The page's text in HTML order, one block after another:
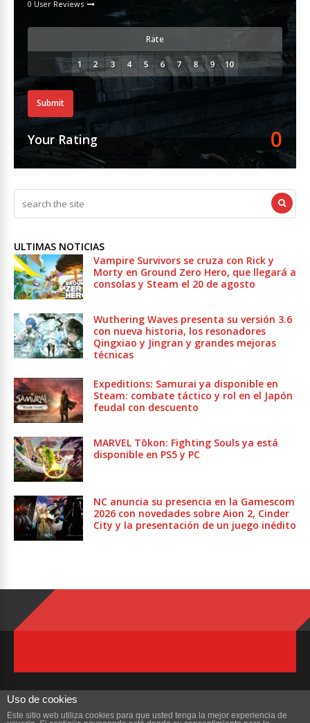
0 User Reviews
Rate
Submit
Your Rating 0
ULTIMAS NOTICIAS
Vampire Survivors se cruza con Rick y
Morty en Ground Zero Hero, que llegará a
consolas y Steam el 20 de agosto
Wuthering Waves presenta su versión 3.6
con nueva historia, los resonadores
Qingxiao y Jingran y grandes mejoras
técnicas
Expeditions: Samurai ya disponible en
Steam: combate táctico y rol en el Japón
feudal con descuento
MARVEL Tōkon: Fighting Souls ya está
disponible en PS5 y PC
NC anuncia su presencia en la Gamescom
2026 con novedades sobre Aion 2, Cinder
City y la presentación de un juego inédito
Uso de cookies
Este sitio web utiliza cookies para que usted tenga la mejor experiencia de